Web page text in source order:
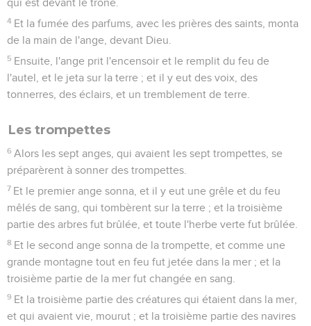
qui est devant le trône.
4 Et la fumée des parfums, avec les prières des saints, monta
de la main de l'ange, devant Dieu.
5 Ensuite, l'ange prit l'encensoir et le remplit du feu de
l'autel, et le jeta sur la terre ; et il y eut des voix, des
tonnerres, des éclairs, et un tremblement de terre.
Les trompettes
6 Alors les sept anges, qui avaient les sept trompettes, se
préparèrent à sonner des trompettes.
7 Et le premier ange sonna, et il y eut une grêle et du feu
mêlés de sang, qui tombèrent sur la terre ; et la troisième
partie des arbres fut brûlée, et toute l'herbe verte fut brûlée.
8 Et le second ange sonna de la trompette, et comme une
grande montagne tout en feu fut jetée dans la mer ; et la
troisième partie de la mer fut changée en sang.
9 Et la troisième partie des créatures qui étaient dans la mer,
et qui avaient vie, mourut ; et la troisième partie des navires